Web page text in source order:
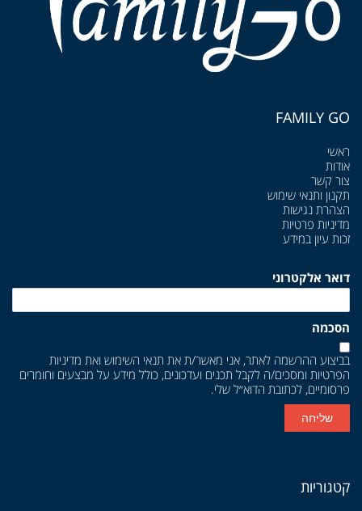
FAMILY GO
ראשי
אודות
צור קשר
תקנון ותנאי שימוש
הצהרת נגישות
מדיניות פרטיות
זכות עיון במידע
דואר אלקטרוני
הסכמה
בביצוע ההרשמה לאתר, אני מאשר/ת את תנאי השימוש ואת מדיניות
הפרטיות ומסכים/ה לקבל תכנים ועדכונים, כולל מידע על מבצעים וחומרים
פרסומיים, לכתובת הדוא״ל שלי.
שליחה
קטגוריות